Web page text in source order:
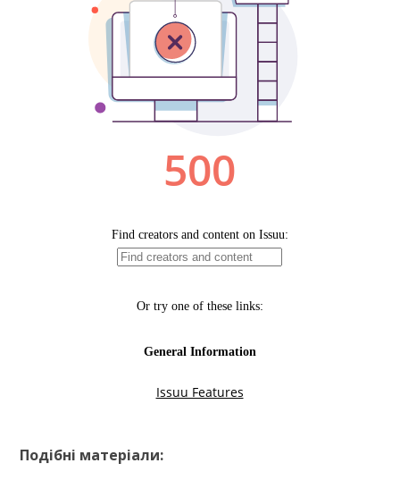
2019&pageLayout=singlePage&u=kreidaros
Подібні матеріали: